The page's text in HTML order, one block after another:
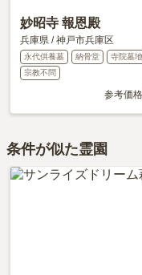
妙昭寺 報恩殿
兵庫県 /神戸市兵庫区
永代供養墓 納骨堂
寺院墓地
宗教不問
参考価
条件が似た霊園